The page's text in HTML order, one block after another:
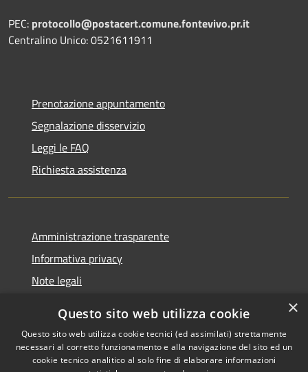
PEC: protocollo@postacert.comune.fontevivo.pr.it
Centralino Unico: 0521611911
Prenotazione appuntamento
Segnalazione disservizio
Leggi le FAQ
Richiesta assistenza
Amministrazione trasparente
Informativa privacy
Note legali
×
Questo sito web utilizza cookie
Questo sito web utilizza cookie tecnici (ed assimilati) strettamente
necessari al corretto funzionamento e alla navigazione del sito ed un
cookie tecnico analitico al solo fine di elaborare informazioni